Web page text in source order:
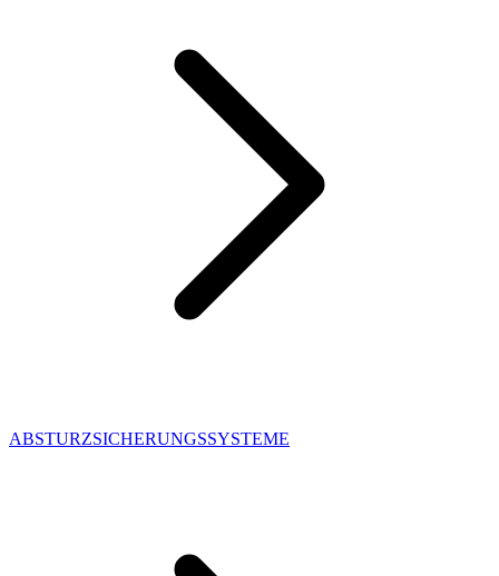
ABSTURZSICHERUNGSSYSTEME